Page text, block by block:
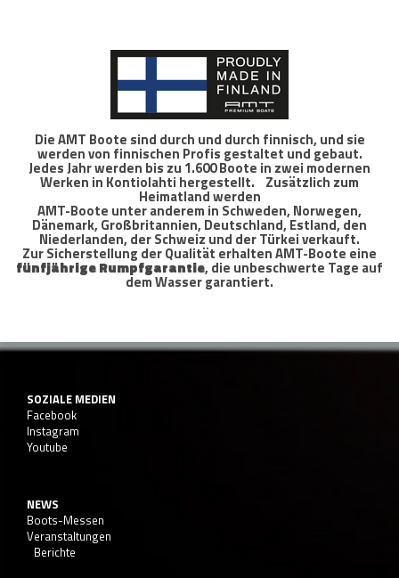
Die AMT Boote sind durch und durch finnisch, und sie
werden von finnischen Profis gestaltet und gebaut.
Jedes Jahr werden bis zu 1.600 Boote in zwei modernen
Werken in Kontiolahti hergestellt. Zusätzlich zum
Heimatland werden
AMT-Boote unter anderem in Schweden, Norwegen,
Dänemark, Großbritannien, Deutschland, Estland, den
Niederlanden, der Schweiz und der Türkei verkauft.
Zur Sicherstellung der Qualität erhalten AMT-Boote eine
fünfjährige Rumpfgarantie, die unbeschwerte Tage auf
dem Wasser garantiert.
SOZIALE MEDIEN
Facebook
Instagram
Youtube
NEWS
Boots-Messen
Veranstaltungen
Berichte